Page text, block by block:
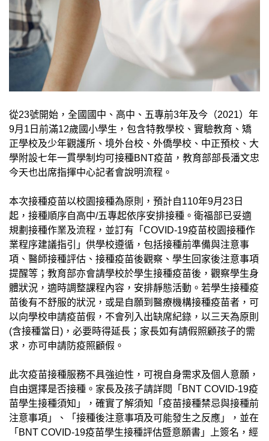
從23號開始，全國國中、高中、五專前3年及今（2021）年
9月1日前滿12歲國小學生，包含特教學校、實驗教育、矯
正學校及少年觀護所、境外台校、外僑學校、中正預校、大
學附設七年一貫學制均可接種BNT疫苗，教育部部長潘文忠
今天也出席指揮中心記者會說明流程。
本次接種疫苗以校園接種為原則，預計自110年9月23日
起，接種順序自高中/五專起依序安排接種。衛福部已妥適
規劃接種作業及流程，並訂有「COVID-19疫苗校園接種作
業程序建議指引」供學校遵循，包括接種前準備與注意事
項、醫師接種評估、接種疫苗後觀察、學生回家後注意事項
提醒等；教育部亦會請學校於學生接種疫苗後，觀察學生身
體狀況，適時調整課程內容，安排靜態活動。若學生接種疫
苗後有不舒服的狀況，或是自願到醫療機構接種疫苗者，可
以向學校申請疫苗假，不會列入出缺席紀錄，以三天為原則
(含接種當日)，必要時得延長；家長如有請假照顧孩子的需
求，亦可申請防疫照顧假。
此次疫苗接種服務不具強迫性，可視自身需求及個人意願，
自由選擇是否接種。家長及孩子請詳閱「BNT COVID-19疫
苗學生接種須知」，確實了解須知「疫苗接種禁忌與接種前
注意事項」、「接種後注意事項及可能發生之反應」，並在
「BNT COVID-19疫苗學生接種評估暨意願書」上簽名，經